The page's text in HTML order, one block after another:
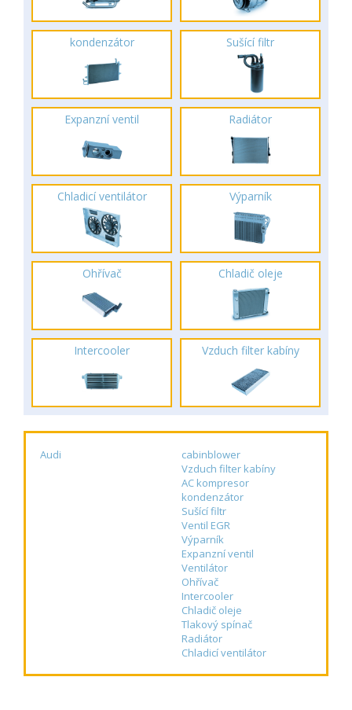
kondenzátor Sušící filtr
Expanzní ventil Radiátor
Chladicí ventilátor Výparník
Ohřívač Chladič oleje
Intercooler Vzduch filter kabíny
Audi
cabinblower
Vzduch filter kabíny
AC kompresor
kondenzátor
Sušící filtr
Ventil EGR
Výparník
Expanzní ventil
Ventilátor
Ohřívač
Intercooler
Chladič oleje
Tlakový spínač
Radiátor
Chladicí ventilátor